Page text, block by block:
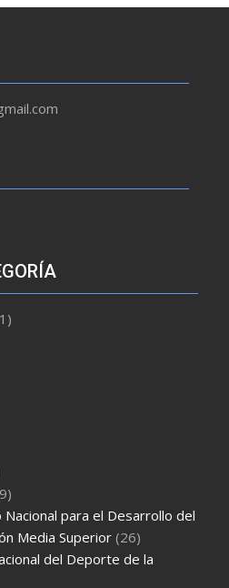
Nacional para el Desarrollo del
Media Superior (26)
del Deporte de la